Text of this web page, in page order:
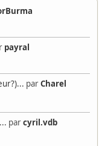
payral
parCharel
parcyril.vdb